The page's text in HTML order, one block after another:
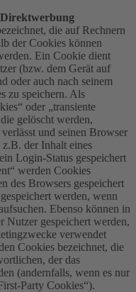
die auf Rechnern
der Cookies können
Ein Cookie dient
(bzw. dem Gerät auf
oder auch nach seinem
zu speichern. Als
oder „transiente
gelöscht werden,
und seinen Browser
der Inhalt eines
Login-Status gespeichert
werden Cookies
des Browsers gespeichert
werden, wenn
Ebenso können in
Nutzer gespeichert werden,
verwendet
Cookies bezeichnet, die
der das
(andernfalls, wenn es nur
Party Cookies“).